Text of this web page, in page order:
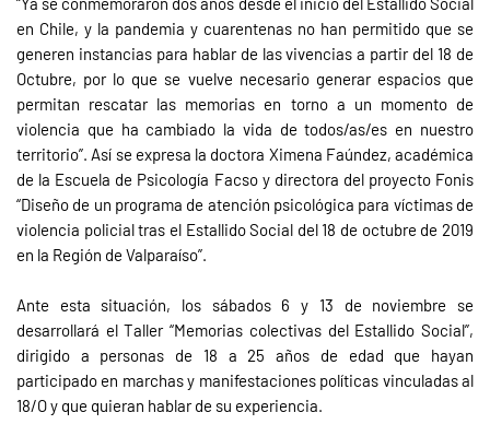
en Chile, y la pandemia y cuarentenas no han permitido que se
generen instancias para hablar de las vivencias a partir del 18 de
Octubre, por lo que se vuelve necesario generar espacios que
permitan rescatar las memorias en torno a un momento de
violencia que ha cambiado la vida de todos/as/es en nuestro
territorio”. Así se expresa la doctora Ximena Faúndez, académica
de la Escuela de Psicología Facso y directora del proyecto Fonis
“Diseño de un programa de atención psicológica para víctimas de
violencia policial tras el Estallido Social del 18 de octubre de 2019
en la Región de Valparaíso”.
Ante esta situación, los sábados 6 y 13 de noviembre se
desarrollará el Taller “Memorias colectivas del Estallido Social”,
dirigido a personas de 18 a 25 años de edad que hayan
participado en marchas y manifestaciones políticas vinculadas al
18/O y que quieran hablar de su experiencia.